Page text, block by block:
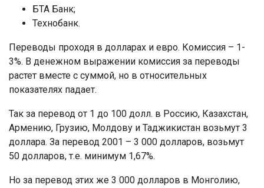
БТА Банк;
Технобанк.
Переводы проходя в долларах и евро. Комиссия – 1-
3%. В денежном выражении комиссия за переводы
растет вместе с суммой, но в относительных
показателях падает.
Так за перевод от 1 до 100 долл. в Россию, Казахстан,
Армению, Грузию, Молдову и Таджикистан возьмут 3
доллара. За перевод 2001 – 3 000 долларов, возьмут
50 долларов, т.е. минимум 1,67%.
Но за перевод этих же 3 000 долларов в Монголию,